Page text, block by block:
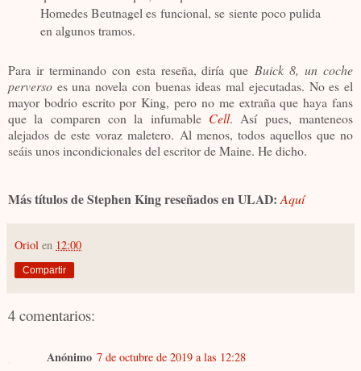
Homedes Beutnagel es funcional, se siente poco pulida
en algunos tramos.
Para ir terminando con esta reseña, diría que Buick 8, un coche
perverso es una novela con buenas ideas mal ejecutadas. No es el
mayor bodrio escrito por King, pero no me extraña que haya fans
que la comparen con la infumable Cell. Así pues, manteneos
alejados de este voraz maletero. Al menos, todos aquellos que no
seáis unos incondicionales del escritor de Maine. He dicho.
Más títulos de Stephen King reseñados en ULAD: Aquí
Oriol en 12:00
Compartir
4 comentarios:
Anónimo 7 de octubre de 2019 a las 12:28